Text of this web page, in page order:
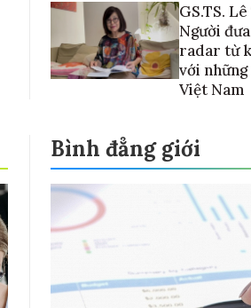
GS.TS.
Người
radar từ
với
Việt Nam
Bình đẳng giới